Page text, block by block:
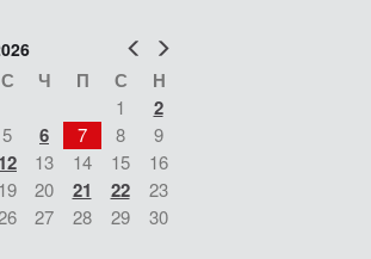
Попер
С Ч П С Н
1 2
5 6 7 8
9
12 13 14 15
16
19 20 21 22
23
27 28 29
30